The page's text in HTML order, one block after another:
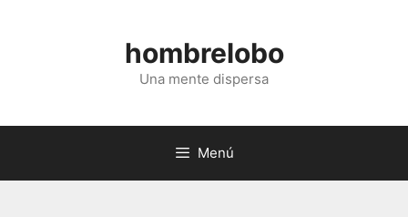
hombrelobo
Una mente dispersa
Menú